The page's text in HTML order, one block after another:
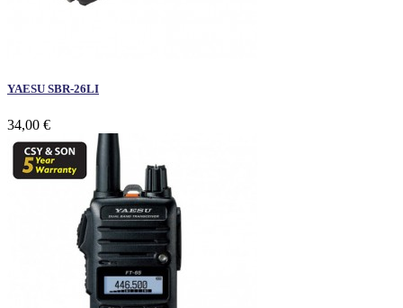
YAESU SBR-26LI
34,00 €